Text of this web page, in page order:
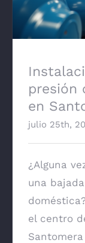
presión
en
julio 25th,
¿Alguna
una
el centro